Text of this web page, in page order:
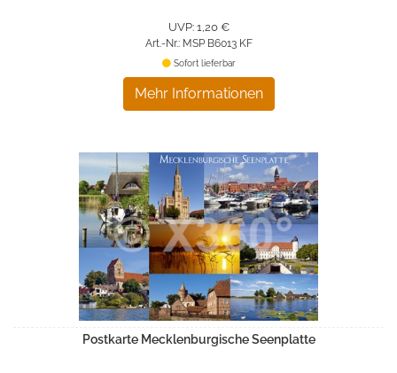
UVP: 1,20 €
Art.-Nr.: MSP B6013 KF
Mehr Informationen
Sofort lieferbar
Postkarte Mecklenburgische Seenplatte